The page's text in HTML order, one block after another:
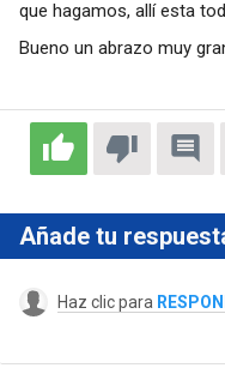
que hagamos, allí esta
Bueno un abrazo muy
Añade tu
Haz clic para